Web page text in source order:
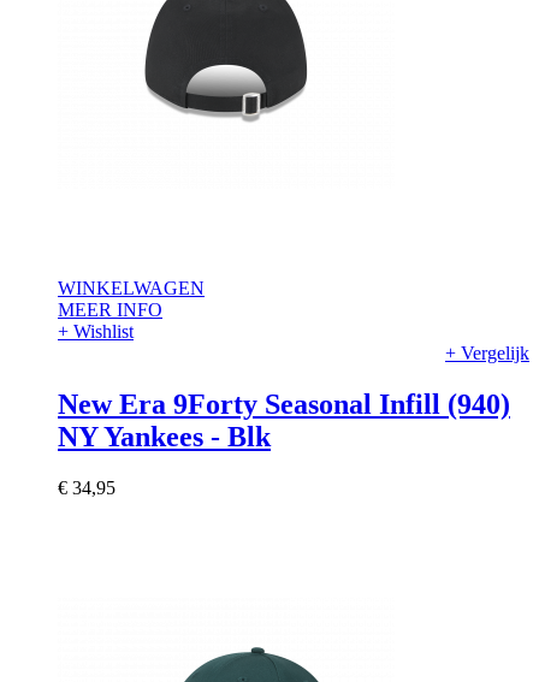
WINKELWAGEN
MEER INFO
+ Wishlist
+ Vergelijk
New Era 9Forty Seasonal Infill (940)
NY Yankees - Blk
€ 34,95